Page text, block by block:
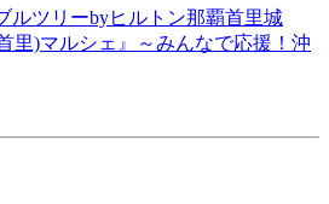
ルツリーbyヒルトン那覇首里城
里)マルシェ』～みんなで応援！沖